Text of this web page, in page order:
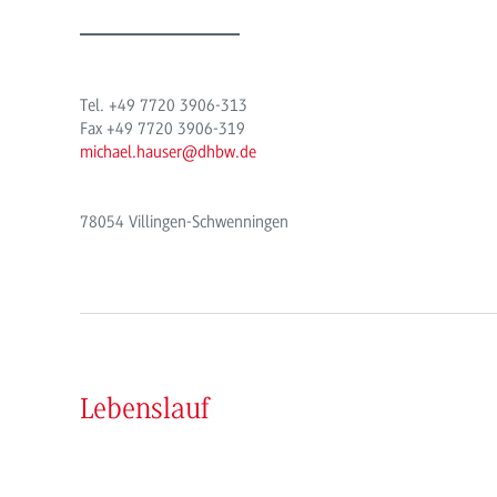
Tel. +49 7720 3906-313
Fax +49 7720 3906-319
michael.hauser@dhbw.de
78054 Villingen-Schwenningen
Lebenslauf